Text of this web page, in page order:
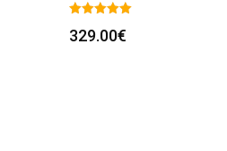
329.00€